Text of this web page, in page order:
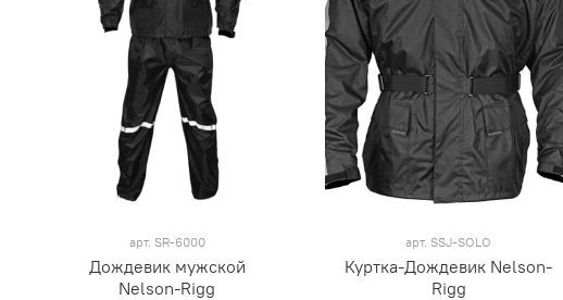
арт. SR-6000
Дождевик мужской
Nelson-Rigg
арт. SSJ-SOLO
Куртка-Дождевик Nelson-
Rigg